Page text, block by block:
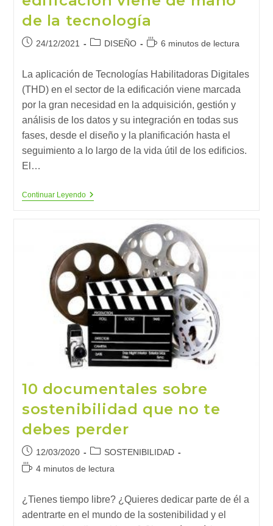
de la tecnología
Publicación
entrada:
24/12/2021
Categoría
entrada:
DISEÑO
Tiempo6 minutos de lectura
La aplicación de Tecnologías Habilitadoras Digitales
(THD) en el sector de la edificación viene marcada
por la gran necesidad en la adquisición, gestión y
análisis de los datos y su integración en todas sus
fases, desde el diseño y la planificación hasta el
seguimiento a lo largo de la vida útil de los edificios.
El…
Continuar LeyendoLa
Viene
De
Mano
De
La
Tecnología
10 documentales sobre
sostenibilidad que no te
debes perder
Publicación
de
12/03/2020
Categoría
de
SOSTENIBILIDAD
Tiempo
lectura:
4 minutos de lectura
¿Tienes tiempo libre? ¿Quieres dedicar parte de él a
adentrarte en el mundo de la sostenibilidad y el